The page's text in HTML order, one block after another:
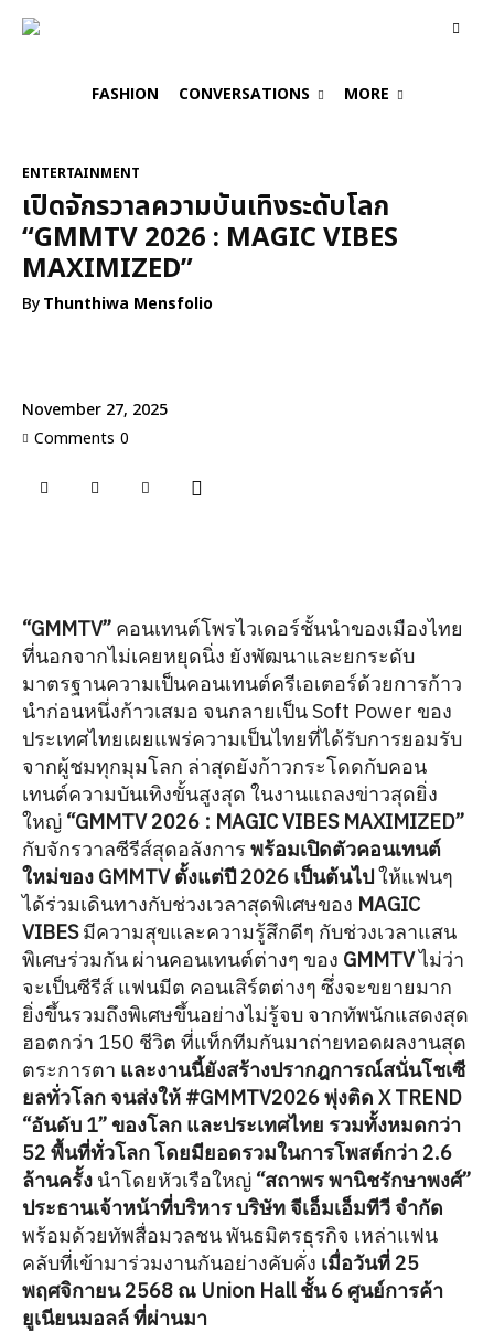
FASHION CONVERSATIONS MORE
November 27, 2025
Comments 0
ENTERTAINMENT
เปิดจักรวาลความบันเทิงระดับโลก
“GMMTV 2026 : MAGIC VIBES
MAXIMIZED”
ByThunthiwa Mensfolio
“GMMTV” คอนเทนต์โพรไวเดอร์ชั้นนำของเมืองไทย
ที่นอกจากไม่เคยหยุดนิ่ง ยังพัฒนาและยกระดับ
มาตรฐานความเป็นคอนเทนต์ครีเอเตอร์ด้วยการก้าว
นำก่อนหนึ่งก้าวเสมอ จนกลายเป็น Soft Power ของ
ประเทศไทยเผยแพร่ความเป็นไทยที่ได้รับการยอมรับ
จากผู้ชมทุกมุมโลก ล่าสุดยังก้าวกระโดดกับคอน
เทนต์ความบันเทิงขั้นสูงสุด ในงานแถลงข่าวสุดยิ่ง
ใหญ่ “GMMTV 2026 : MAGIC VIBES MAXIMIZED”
กับจักรวาลซีรีส์สุดอลังการ พร้อมเปิดตัวคอนเทนต์
ใหม่ของ GMMTV ตั้งแต่ปี 2026 เป็นต้นไปให้แฟนๆ
ได้ร่วมเดินทางกับช่วงเวลาสุดพิเศษของ MAGIC
VIBESมีความสุขและความรู้สึกดีๆ กับช่วงเวลาแสน
พิเศษร่วมกัน ผ่านคอนเทนต์ต่างๆ ของ GMMTVไม่ว่า
จะเป็นซีรีส์ แฟนมีต คอนเสิร์ตต่างๆ ซึ่งจะขยายมาก
ยิ่งขึ้นรวมถึงพิเศษขึ้นอย่างไม่รู้จบ จากทัพนักแสดงสุด
ฮอตกว่า 150 ชีวิต ที่แท็กทีมกันมาถ่ายทอดผลงานสุด
ตระการตา และงานนี้ยังสร้างปรากฎการณ์สนั่นโชเซี
ยลทั่วโลก จนส่งให้ #GMMTV2026 พุ่งติด X TREND
“อันดับ 1” ของโลก และประเทศไทย รวมทั้งหมดกว่า
52 พื้นที่ทั่วโลก โดยมียอดรวมในการโพสต์กว่า 2.6
ล้านครั้ง นำโดยหัวเรือใหญ่ “สถาพร พานิชรักษาพงศ์”
ประธานเจ้าหน้าที่บริหาร บริษัท จีเอ็มเอ็มทีวี จำกัด
พร้อมด้วยทัพสื่อมวลชน พันธมิตรธุรกิจ เหล่าแฟน
คลับที่เข้ามาร่วมงานกันอย่างคับคั่ง เมื่อวันที่ 25
พฤศจิกายน 2568 ณ Union Hall ชั้น 6 ศูนย์การค้า
ยูเนียนมอลล์ ที่ผ่านมา